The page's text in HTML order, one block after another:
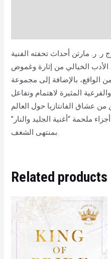
ر. مارتن أحداث تحفته الفنية
الخيالي من إثارة وغموض
الواقع، بالإضافة إلى مجموعة
المثيرة لاهتمام وتفاعل
من عشاق الفانتازيا حول العالم
ملحمة “أغنية الجليد والنار”
بمنتهى الشغف.
Related products